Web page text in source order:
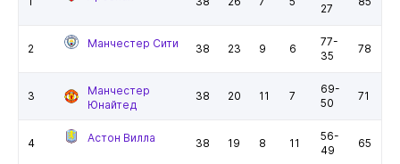
27
2 Манчестер Сити 38 23 9 6
77-
35
78
3
Манчестер
Юнайтед
38 20 11 7
69-
50
71
4 Астон Вилла 38 19 8 11
56-
49
65